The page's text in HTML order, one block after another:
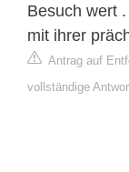
Besuch wert
mit ihrer
Antrag auf
vollständige